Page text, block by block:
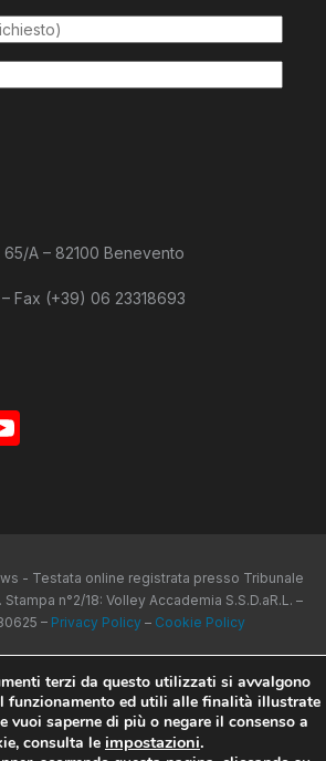
A – 82100 Benevento
Fax (+39) 06 23318693
- Testata online registrata presso Tribunale
n°2/18: Volley Accademia S.S.D.aR.L. –
– Privacy Policy – Cookie Policy
terzi da questo utilizzati si avvalgono
funzionamento ed utili alle finalità illustrate
vuoi saperne di più o negare il consenso a
consulta le impostazioni.